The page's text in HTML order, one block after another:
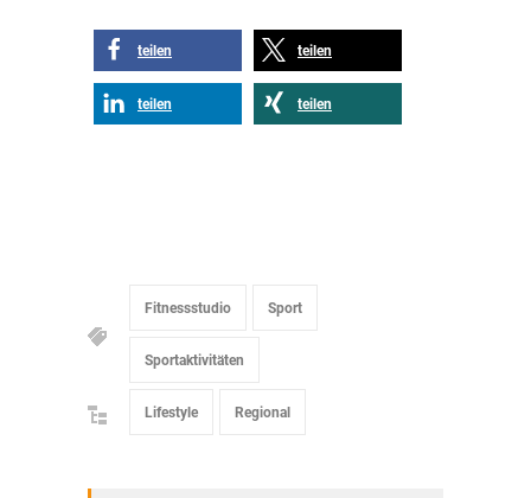
teilen teilen
teilen teilen
Fitnessstudio Sport
Sportaktivitäten
Lifestyle Regional